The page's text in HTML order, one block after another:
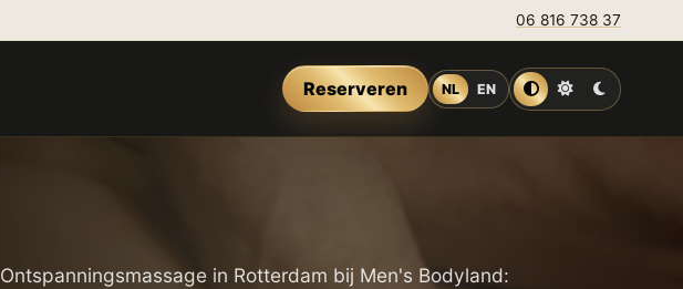
06 816 738 37
Reserveren NL EN AutoLichtDonker
Ontspanningsmassage in Rotterdam bij Men's Bodyland: